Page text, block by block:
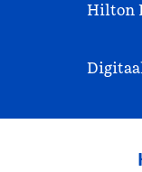
Hilton